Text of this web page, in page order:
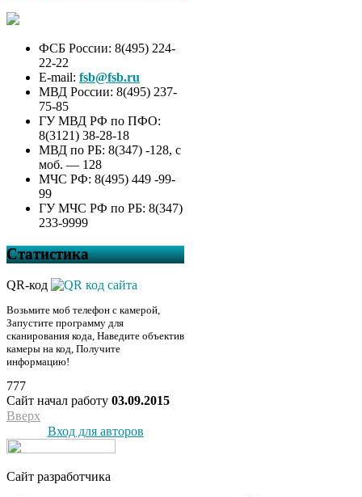
ФСБ России: 8(495) 224-
22-22
E-mail: fsb@fsb.ru
МВД России: 8(495) 237-
75-85
ГУ МВД РФ по ПФО:
8(3121) 38-28-18
МВД по РБ: 8(347) -128, с
моб. — 128
МЧС РФ: 8(495) 449 -99-
99
ГУ МЧС РФ по РБ: 8(347)
233-9999
Статистика
QR-код
Возьмите моб телефон с камерой,
Запустите программу для
сканирования кода, Наведите объектив
камеры на код, Получите
информацию!
777
Сайт начал работу 03.09.2015
Вверх
Вход для авторов
Сайт разработчика